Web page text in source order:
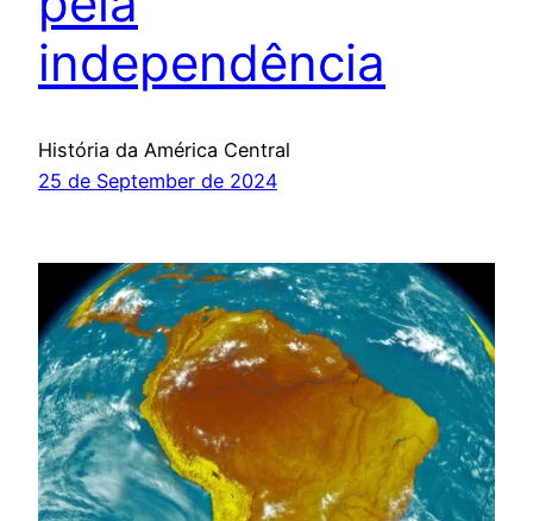
independência
História da América Central
25 de September de 2024